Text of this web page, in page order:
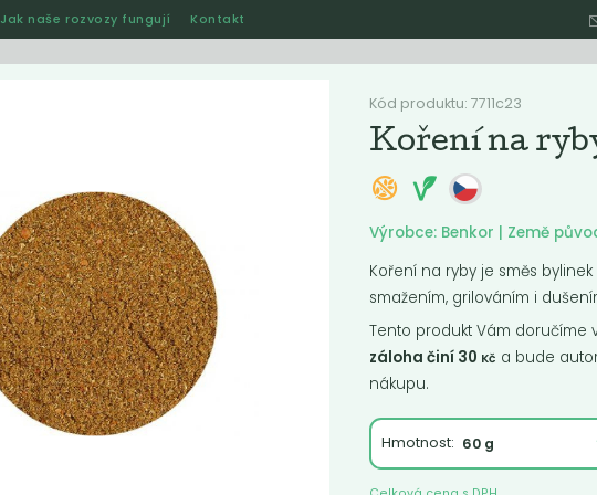
Jak naše rozvozy fungují Kontakt
Jak naše rozvozy
Doporučené Nejlevnější Nejprodávanější
Kód produktu: 7711c23
Koření na
Výrobce: Benkor | Země
Koření na ryby je směs
smažením, grilováním i
Tento produkt Vám doručíme
záloha činí 30 Kč a bude
nákupu.
Hmotnost: